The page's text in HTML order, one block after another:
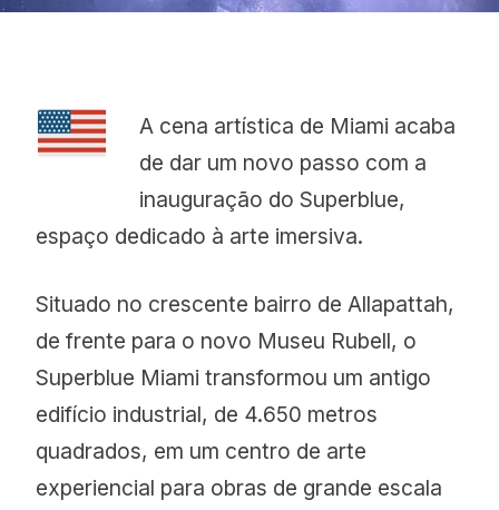
A cena artística de Miami acaba
de dar um novo passo com a
inauguração do Superblue,
espaço dedicado à arte imersiva.
Situado no crescente bairro de Allapattah,
de frente para o novo Museu Rubell, o
Superblue Miami transformou um antigo
edifício industrial, de 4.650 metros
quadrados, em um centro de arte
experiencial para obras de grande escala